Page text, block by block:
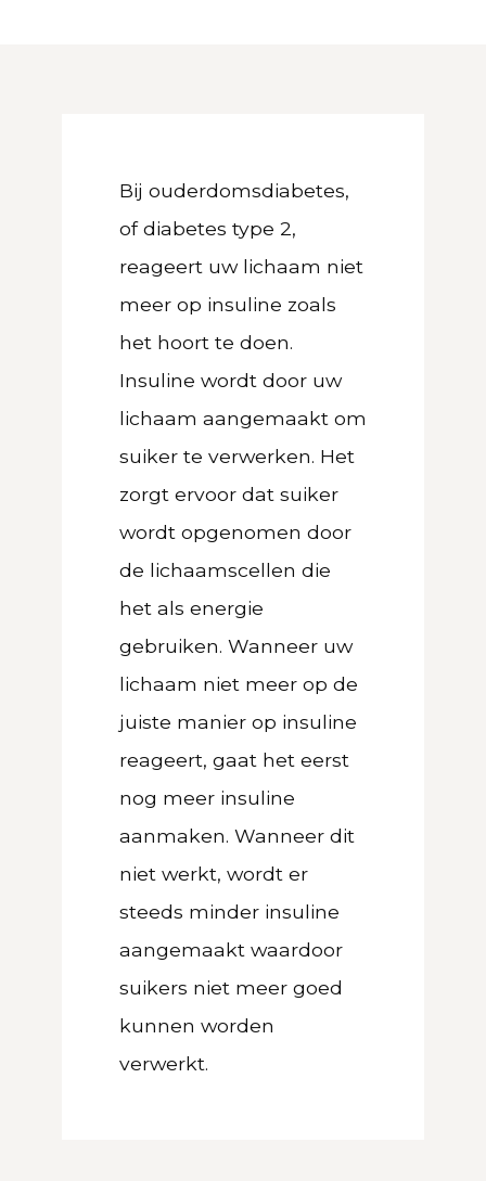
Bij ouderdomsdiabetes,
of diabetes type 2,
reageert uw lichaam niet
meer op insuline zoals
het hoort te doen.
Insuline wordt door uw
lichaam aangemaakt om
suiker te verwerken. Het
zorgt ervoor dat suiker
wordt opgenomen door
de lichaamscellen die
het als energie
gebruiken. Wanneer uw
lichaam niet meer op de
juiste manier op insuline
reageert, gaat het eerst
nog meer insuline
aanmaken. Wanneer dit
niet werkt, wordt er
steeds minder insuline
aangemaakt waardoor
suikers niet meer goed
kunnen worden
verwerkt.